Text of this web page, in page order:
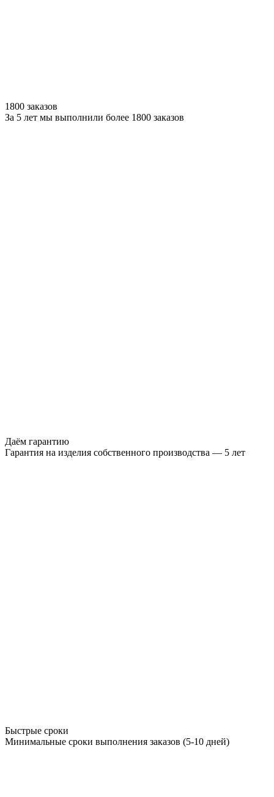
1800 заказов
За 5 лет мы выполнили более 1800 заказов
Даём гарантию
Гарантия на изделия собственного производства — 5 лет
Быстрые сроки
Минимальные сроки выполнения заказов (5-10 дней)